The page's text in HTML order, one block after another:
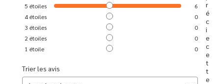
5 étoiles
6
4étoiles
0
3 étoiles
0
2 étoiles
0
1 étoile 0
Trier les avis
r
é
c
i
e
c
e
t
t
e